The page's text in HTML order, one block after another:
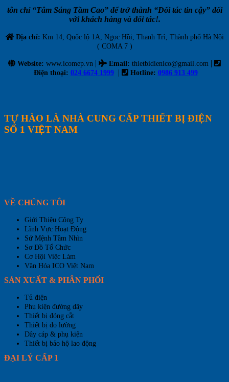
tôn chỉ “Tâm Sáng Tầm Cao” để trở thành “Đối tác tin cậy” đối
với khách hàng và đối tác!.
Địa chỉ: Km 14, Quốc lộ 1A, Ngọc Hồi, Thanh Trì, Thành phố Hà Nội
( COMA 7 )
Website: www.icomep.vn | Email: thietbidienico@gmail.com |
Điện thoại: 024 6674 1999 | Hotline: 0986 913 499
TỰ HÀO LÀ NHÀ CUNG CẤP THIẾT BỊ ĐIỆN
SỐ 1 VIỆT NAM
VỀ CHÚNG TÔI
Giới Thiệu Công Ty
Lĩnh Vực Hoạt Động
Sứ Mệnh Tầm Nhìn
Sơ Đồ Tổ Chức
Cơ Hội Việc Làm
Văn Hóa ICO Việt Nam
SẢN XUẤT & PHÂN PHỐI
Tủ điện
Phụ kiện đường dây
Thiết bị đóng cắt
Thiết bị đo lường
Dây cáp & phụ kiện
Thiết bị bảo hộ lao động
ĐẠI LÝ CẤP 1